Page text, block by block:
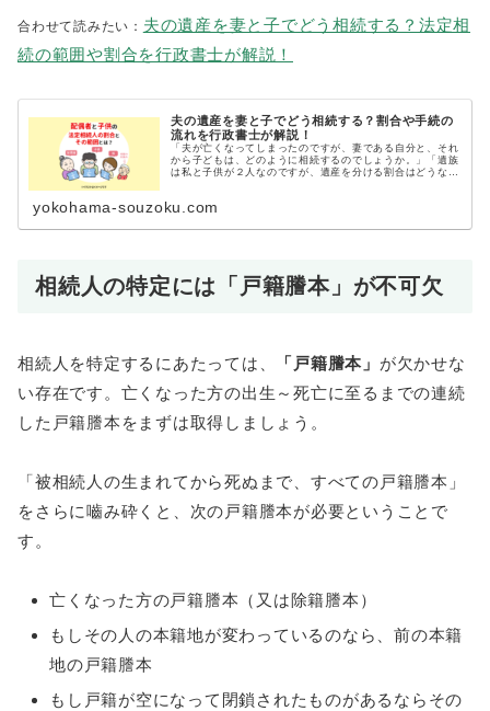
合わせて読みたい： 夫の遺産を妻と子でどう相続する？法定相
続の範囲や割合を行政書士が解説！
夫の遺産を妻と子でどう相続する？割合や手続の
流れを行政書士が解説！
「夫が亡くなってしまったのですが、妻である自分と、それ
から子どもは、どのように相続するのでしょうか。」「遺族
は私と子供が２人なのですが、遺産を分ける割合はどうなる
yokohama-souzoku.com
相続人の特定には「戸籍謄本」が不可欠
相続人を特定するにあたっては、 「戸籍謄本」 が欠かせな
い存在です。亡くなった方の出生～死亡に至るまでの連続
した戸籍謄本をまずは取得しましょう。
「被相続人の生まれてから死ぬまで、すべての戸籍謄本」
をさらに嚙み砕くと、次の戸籍謄本が必要ということで
す。
亡くなった方の戸籍謄本（又は除籍謄本）
もしその人の本籍地が変わっているのなら、前の本籍
地の戸籍謄本
もし戸籍が空になって閉鎖されたものがあるならその